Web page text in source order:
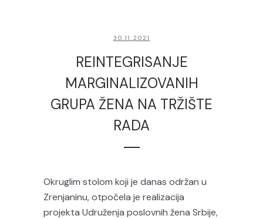
30.11.2021
REINTEGRISANJE
MARGINALIZOVANIH
GRUPA ŽENA NA TRŽIŠTE
RADA
Okruglim stolom koji je danas održan u
Zrenjaninu, otpočela je realizacija
projekta Udruženja poslovnih žena Srbije,